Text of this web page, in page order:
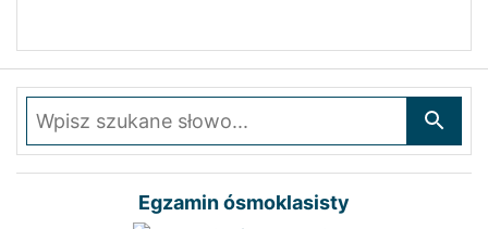
Wpisz szukane słowo
Egzamin ósmoklasisty